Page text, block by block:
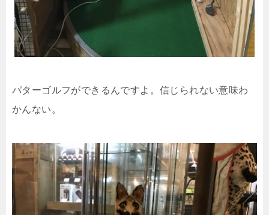
パターゴルフができるんですよ。信じられない意味わ
かんない。